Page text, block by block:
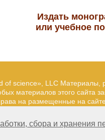
сбора и хранения
Издать
или учебное
science», LLC Материалы,
материалов этого сайта
на размещенные на